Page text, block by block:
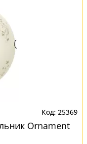
25369
Ornament